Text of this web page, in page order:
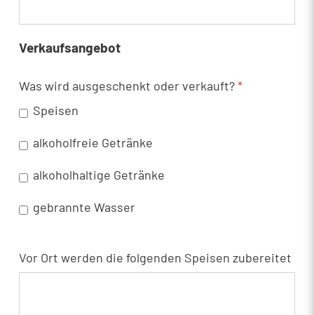
Verkaufsangebot
Was wird ausgeschenkt oder verkauft?*
Speisen
alkoholfreie Getränke
alkoholhaltige Getränke
gebrannte Wasser
Vor Ort werden die folgenden Speisen zubereitet